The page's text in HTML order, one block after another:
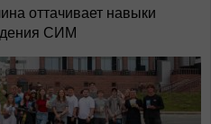
оттачивает навыки
СИМ